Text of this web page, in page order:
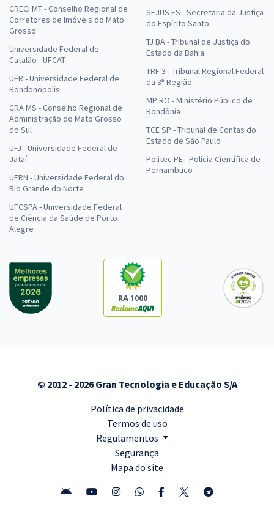
CRECI MT - Conselho Regional de
Corretores de Imóveis do Mato
Grosso
Universidade Federal de
Catalão - UFCAT
UFR - Universidade Federal de
Rondonópolis
CRA MS - Conselho Regional de
Administração do Mato Grosso
do Sul
UFJ - Universidade Federal de
Jataí
UFRN - Universidade Federal do
Rio Grande do Norte
UFCSPA - Universidade Federal
de Ciência da Saúde de Porto
Alegre
SEJUS ES - Secretaria da Justiça
do Espírito Santo
TJ BA - Tribunal de Justiça do
Estado da Bahia
TRF 3 - Tribunal Regional Federal
da 3ª Região
MP RO - Ministério Público de
Rondônia
TCE SP - Tribunal de Contas do
Estado de São Paulo
Politec PE - Polícia Científica de
Pernambuco
RA 1000
© 2012 - 2026 Gran Tecnologia e Educação S/A
Política de privacidade
Termos de uso
Regulamentos
Segurança
Mapa do site